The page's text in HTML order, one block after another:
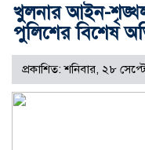
খুলনার আইন-
পুলিশের বিশেষ
প্রকাশিত: শনিবার, ২৮